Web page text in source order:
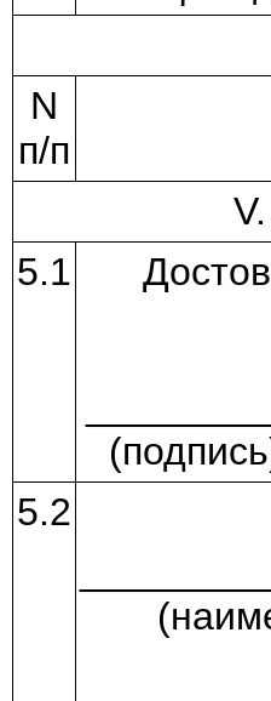
N
п/п
5.1
5.2